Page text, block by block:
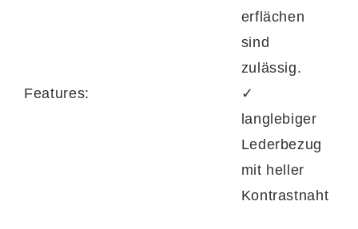
zum ästhetischen Highlight im Wohnraum.
erflächen
sind
zulässig.
Features:
✓
langlebiger
Lederbezug
mit heller
Kontrastnaht